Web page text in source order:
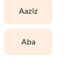
aaziz
aba